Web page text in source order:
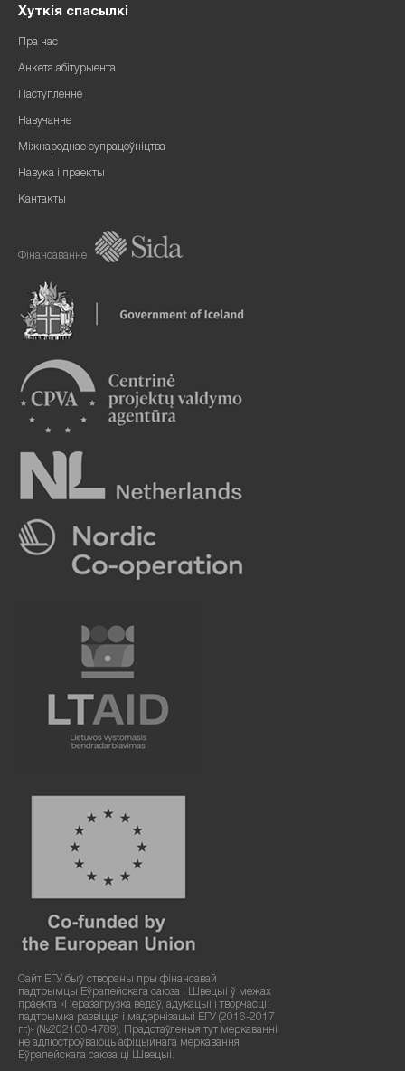
Хуткія спасылкі
Пра нас
Анкета абітурыента
Паступленне
Навучанне
Міжнароднае супрацоўніцтва
Навука і праекты
Кантакты
Фінансаванне
Сайт ЕГУ быў створаны пры фінансавай
падтрымцы Еўрапейскага саюза і Швецыі ў межах
праекта «Перазагрузка ведаў, адукацыі і творчасці:
падтрымка развіцця і мадэрнізацыі ЕГУ (2016-2017
гг.)» (№202100-4789). Прадстаўленыя тут меркаванні
не адлюстроўваюць афіцыйнага меркавання
Еўрапейскага саюза ці Швецыі.